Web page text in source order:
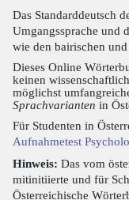
Das Standarddeutsch
Umgangssprache und
wie den bairischen
Dieses Online
keinen
möglichst
Sprachvarianten in
Für Studenten in
Aufnahmetest
Hinweis: Das vom
mitinitiierte und für
Österreichische